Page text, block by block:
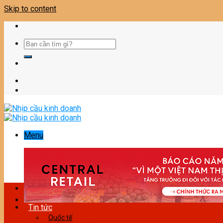
Skip to content
Menu
Tin tức
Quốc tế